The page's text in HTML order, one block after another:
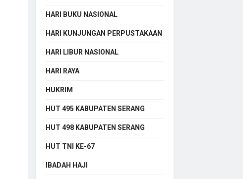
HARI BUKU NASIONAL
HARI KUNJUNGAN PERPUSTAKAAN
HARI LIBUR NASIONAL
HARI RAYA
HUKRIM
HUT 495 KABUPATEN SERANG
HUT 498 KABUPATEN SERANG
HUT TNI KE-67
IBADAH HAJI